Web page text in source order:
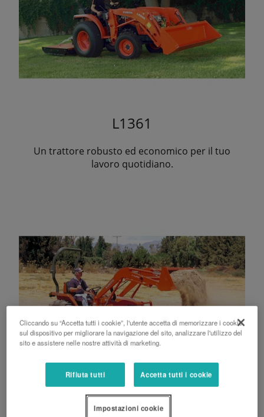
L1361
Un trattore robusto ed economico per il tuo
lavoro quotidiano.
L3200DW
Cliccando su “Accetta tutti i cookie”, l'utente accetta di memorizzare i cookie
sul dispositivo per migliorare la navigazione del sito, analizzare l'utilizzo del
sito e assistere nelle nostre attività di marketing.
Rifiuta tutti Accetta tutti i cookie
Impostazioni cookie